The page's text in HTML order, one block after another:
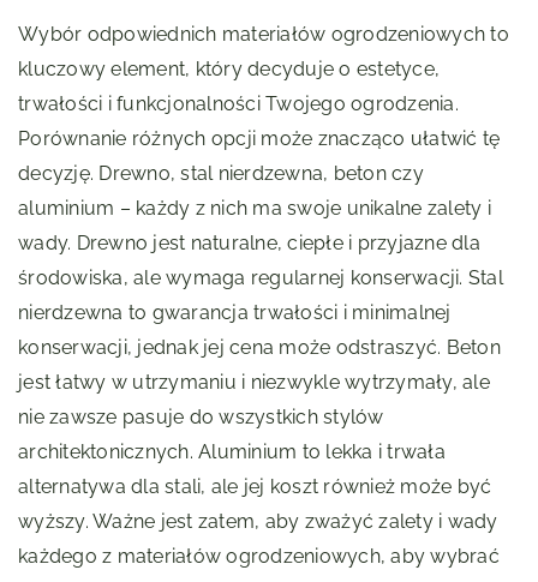
Wybór odpowiednich materiałów ogrodzeniowych to
kluczowy element, który decyduje o estetyce,
trwałości i funkcjonalności Twojego ogrodzenia.
Porównanie różnych opcji może znacząco ułatwić tę
decyzję. Drewno, stal nierdzewna, beton czy
aluminium – każdy z nich ma swoje unikalne zalety i
wady. Drewno jest naturalne, ciepłe i przyjazne dla
środowiska, ale wymaga regularnej konserwacji. Stal
nierdzewna to gwarancja trwałości i minimalnej
konserwacji, jednak jej cena może odstraszyć. Beton
jest łatwy w utrzymaniu i niezwykle wytrzymały, ale
nie zawsze pasuje do wszystkich stylów
architektonicznych. Aluminium to lekka i trwała
alternatywa dla stali, ale jej koszt również może być
wyższy. Ważne jest zatem, aby zważyć zalety i wady
każdego z materiałów ogrodzeniowych, aby wybrać